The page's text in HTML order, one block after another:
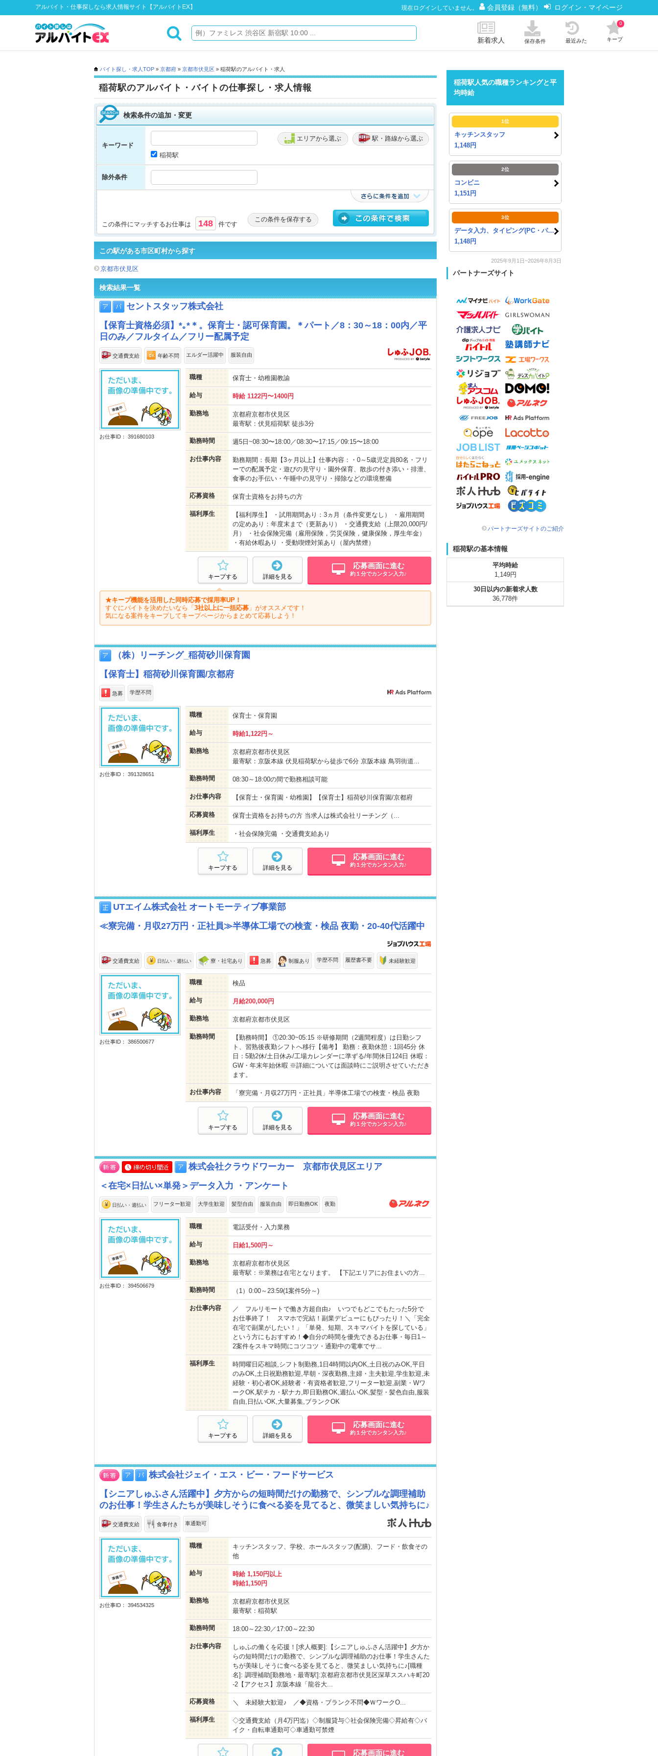
アルバイト・仕事探しなら求人情報サイト【アルバイトEX】 現在ログインしていません。 会員登録（無料） ログイン・マイページ
新着求人 保存条件 最近みた キープ
0
バイト探し・求人TOP » 京都府 » 京都市伏見区 » 稲荷駅のアルバイト・求人
稲荷駅のアルバイト・バイトの仕事探し・求人情報
検索条件の追加・変更
キーワード
エリアから選ぶ 駅・路線から選ぶ
稲荷駅
除外条件
この条件にマッチするお仕事は 148 件です
この条件を保存する
この駅がある市区町村から探す
京都市伏見区
検索結果一覧
セントスタッフ株式会社
【保育士資格必須】*｡*＊。保育士・認可保育園。＊パート／8：30～18：00内／平
日のみ／フルタイム／フリー配属予定
交通費支給 年齢不問 エルダー活躍中 服装自由
お仕事ID： 391680103
職種 保育士・幼稚園教諭
給与 時給 1122円〜1400円
勤務地
京都府京都市伏見区
最寄駅：伏見稲荷駅 徒歩3分
勤務時間 週5日~08:30〜18:00／08:30〜17:15／09:15〜18:00
お仕事内容
勤務期間：長期【3ヶ月以上】仕事内容：・0～5歳児定員80名・フリ
ーでの配属予定・遊びの見守り・園外保育、散歩の付き添い・排泄、
食事のお手伝い・午睡中の見守り・掃除などの環境整備
応募資格 保育士資格をお持ちの方
福利厚生
【福利厚生】 ・試用期間あり：3ヵ月（条件変更なし） ・雇用期間
の定めあり：年度末まで（更新あり） ・交通費支給（上限20,000円/
月） ・社会保険完備（雇用保険，労災保険，健康保険，厚生年金）
・有給休暇あり ・受動喫煙対策あり（屋内禁煙）
応募画面に進む
約１分でカンタン入力♪
詳細を見る
キープする
★キープ機能を活用した同時応募で採用率UP！
すぐにバイトを決めたいなら「 3社以上に一括応募 」がオススメです！
気になる案件をキープしてキープページからまとめて応募しよう！
（株）リーチング_稲荷砂川保育園
【保育士】稲荷砂川保育園/京都府
急募 学歴不問
お仕事ID： 391328651
職種 保育士・保育園
給与 時給1,122円～
勤務地
京都府京都市伏見区
最寄駅：京阪本線 伏見稲荷駅から徒歩で6分 京阪本線 鳥羽街道...
勤務時間 08:30～18:00の間で勤務相談可能
お仕事内容 【保育士・保育園・幼稚園】【保育士】稲荷砂川保育園/京都府
応募資格 保育士資格をお持ちの方 当求人は株式会社リーチング（...
福利厚生 ・社会保険完備 ・交通費支給あり
応募画面に進む
約１分でカンタン入力♪
詳細を見る
キープする
UTエイム株式会社 オートモーティブ事業部
≪寮完備・月収27万円・正社員≫半導体工場での検査・検品 夜勤・20-40代活躍中
交通費支給 日払い・週払い 寮・社宅あり 急募 制服あり 学歴不問 履歴書不要 未経験歓迎
お仕事ID： 386500677
職種 検品
給与 月給200,000円
勤務地 京都府京都市伏見区
勤務時間
【勤務時間】 ①20:30~05:15 ※研修期間（2週間程度）は日勤シフ
ト、習熟後夜勤シフトへ移行【備考】 勤務：夜勤休憩：1回45分 休
日：5勤2休/土日休み/工場カレンダーに準ずる/年間休日124日 休暇：
GW・年末年始休暇 ※詳細については面談時にご説明させていただき
ます。
お仕事内容 「寮完備・月収27万円・正社員」半導体工場での検査・検品 夜勤
応募画面に進む
約１分でカンタン入力♪
詳細を見る
キープする
株式会社クラウドワーカー 京都市伏見区エリア
＜在宅×日払い×単発＞データ入力 ・アンケート
日払い・週払い フリーター歓迎 大学生歓迎 髪型自由 服装自由 即日勤務OK 夜勤
お仕事ID： 394506679
職種 電話受付・入力業務
給与 日給1,500円～
勤務地
京都府京都市伏見区
最寄駅：※業務は在宅となります。 【下記エリアにお住まいの方...
勤務時間 （1）0:00～23:59(1案件5分～)
お仕事内容
／ フルリモートで働き方超自由♪ いつでもどこでもたった5分で
お仕事終了！ スマホで完結！副業デビューにもぴったり！＼「完全
在宅で副業がしたい！」「単発、短期、スキマバイトを探している」
という方にもおすすめ！◆自分の時間を優先できるお仕事・毎日1～
2案件をスキマ時間にコツコツ・通勤中の電車でサ...
福利厚生
時間曜日応相談,シフト制勤務,1日4時間以内OK,土日祝のみOK,平日
のみOK,土日祝勤務歓迎,早朝・深夜勤務,主婦・主夫歓迎,学生歓迎,未
経験・初心者OK,経験者・有資格者歓迎,フリーター歓迎,副業・Wワ
ークOK,駅チカ・駅ナカ,即日勤務OK,週払いOK,髪型・髪色自由,服装
自由,日払いOK,大量募集,ブランクOK
応募画面に進む
約１分でカンタン入力♪
詳細を見る
キープする
株式会社ジェイ・エス・ビー・フードサービス
【シニアしゅふさん活躍中】夕方からの短時間だけの勤務で、シンプルな調理補助
のお仕事！学生さんたちが美味しそうに食べる姿を見てると、微笑ましい気持ちに♪
交通費支給 食事付き 車通勤可
お仕事ID： 394534325
職種
キッチンスタッフ、学校、ホールスタッフ(配膳)、フード・飲食その
他
給与
時給 1,150円以上
時給1,150円
勤務地
京都府京都市伏見区
最寄駅：稲荷駅
勤務時間 18:00～22:30／17:00～22:30
お仕事内容
しゅふの働くを応援！[求人概要]:【シニアしゅふさん活躍中】夕方か
らの短時間だけの勤務で、シンプルな調理補助のお仕事！学生さんた
ちが美味しそうに食べる姿を見てると、微笑ましい気持ちに♪[職種
名]: 調理補助[勤務地・最寄駅]:京都府京都市伏見区深草ススハキ町20
-2【アクセス】京阪本線「龍谷大...
応募資格 ＼ 未経験大歓迎♪ ／◆資格・ブランク不問◆ＷワークO...
福利厚生
◇交通費支給（月4万円迄）◇制服貸与◇社会保険完備◇昇給有◇バ
イク・自転車通勤可◇車通勤可禁煙
応募画面に進む
稲荷駅人気の職種ランキングと平
均時給
1位
キッチンスタッフ
1,148円
2位
コンビニ
1,151円
3位
データ入力、タイピング(PC・パソコン・インターネット)
1,148円
2025年9月1日~2026年8月3日
パートナーズサイト
パートナーズサイトのご紹介
稲荷駅の基本情報
平均時給
1,149円
30日以内の新着求人数
36,778件